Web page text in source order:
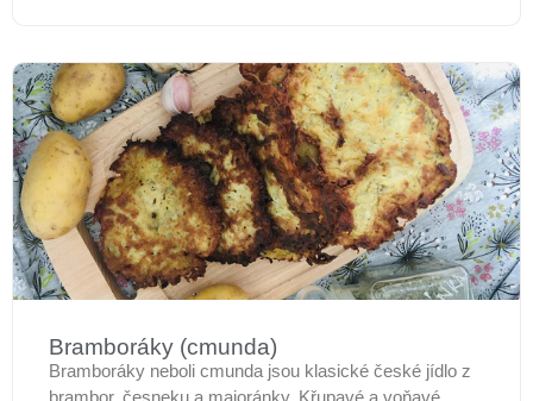
Bramboráky (cmunda)
Bramboráky neboli cmunda jsou klasické české jídlo z
brambor, česneku a majoránky. Křupavé a voňavé